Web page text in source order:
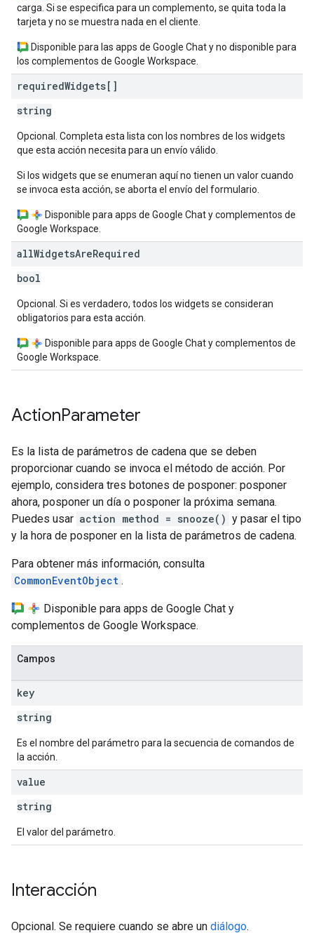
carga. Si se especifica para un complemento, se quita toda la
tarjeta y no se muestra nada en el cliente.
Disponible para las apps de Google Chat y no disponible para
los complementos de Google Workspace.
requiredWidgets[]
string
Opcional. Completa esta lista con los nombres de los widgets
que esta acción necesita para un envío válido.
Si los widgets que se enumeran aquí no tienen un valor cuando
se invoca esta acción, se aborta el envío del formulario.
Disponible para apps de Google Chat y complementos de
Google Workspace.
allWidgetsAreRequired
bool
Opcional. Si es verdadero, todos los widgets se consideran
obligatorios para esta acción.
Disponible para apps de Google Chat y complementos de
Google Workspace.
ActionParameter
Es la lista de parámetros de cadena que se deben
proporcionar cuando se invoca el método de acción. Por
ejemplo, considera tres botones de posponer: posponer
ahora, posponer un día o posponer la próxima semana.
Puedes usar action method = snooze() y pasar el tipo
y la hora de posponer en la lista de parámetros de cadena.
Para obtener más información, consulta
CommonEventObject .
Disponible para apps de Google Chat y
complementos de Google Workspace.
Campos
key
string
Es el nombre del parámetro para la secuencia de comandos de
la acción.
value
string
El valor del parámetro.
Interacción
Opcional. Se requiere cuando se abre un diálogo.